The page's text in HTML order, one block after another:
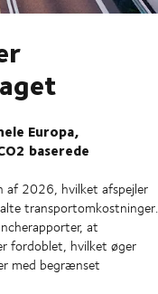
Europa,
baserede
af 2026, hvilket afspejler
transportomkostninger.
at
fordoblet, hvilket øger
med begrænset